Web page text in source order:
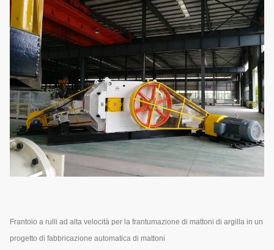
Frantoio a rulli ad alta velocità per la frantumazione di mattoni di argilla in un
progetto di fabbricazione automatica di mattoni